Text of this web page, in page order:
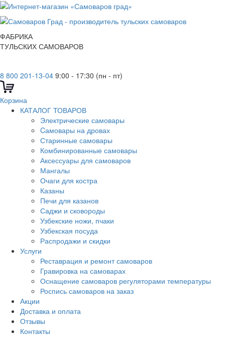
ФАБРИКА
ТУЛЬСКИХ САМОВАРОВ
8 800 201-13-04 9:00 - 17:30 (пн - пт)
Корзина
КАТАЛОГ ТОВАРОВ
Электрические самовары
Cамовары на дровах
Старинные самовары
Комбинированные самовары
Аксессуары для самоваров
Мангалы
Очаги для костра
Казаны
Печи для казанов
Саджи и сковороды
Узбекские ножи, пчаки
Узбекская посуда
Распродажи и скидки
Услуги
Реставрация и ремонт самоваров
Гравировка на самоварах
Оснащение самоваров регуляторами температуры
Роспись самоваров на заказ
Акции
Доставка и оплата
Отзывы
Контакты